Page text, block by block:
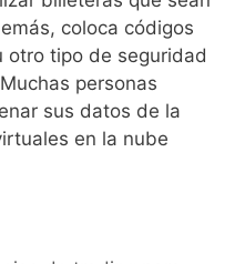
coloca códigos
otro tipo de seguridad
personas
sus datos de la
en la nube